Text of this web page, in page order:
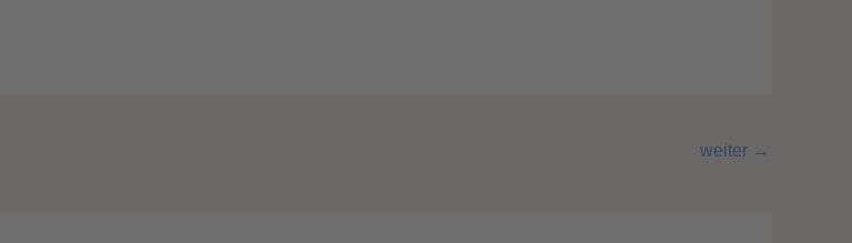
weiter →